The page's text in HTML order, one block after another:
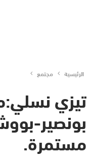
الرئيسية مجتمع
تيزي
بونصير-
مستمرة.